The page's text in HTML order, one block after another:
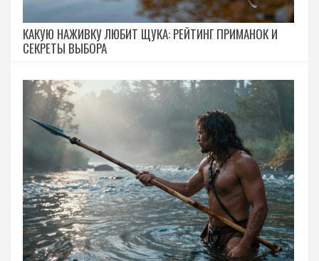
КАКУЮ НАЖИВКУ ЛЮБИТ ЩУКА: РЕЙТИНГ ПРИМАНОК И
СЕКРЕТЫ ВЫБОРА